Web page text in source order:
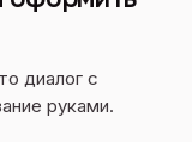
диалог с
руками.